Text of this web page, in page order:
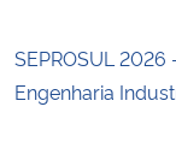
SEPROSUL
Engenharia